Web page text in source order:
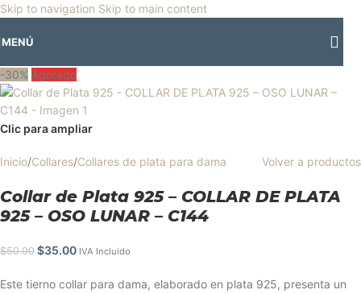
Skip to navigation Skip to main content
🎡Horario especial por vacaciones agostinas
MENÚ
-30% Agotado
Clic para ampliar
Inicio/Collares/Collares de plata para dama Volver a productos
Collar de Plata 925 – COLLAR DE PLATA
925 – OSO LUNAR – C144
$50.00 $35.00 IVA Incluido
Este tierno collar para dama, elaborado en plata 925, presenta un